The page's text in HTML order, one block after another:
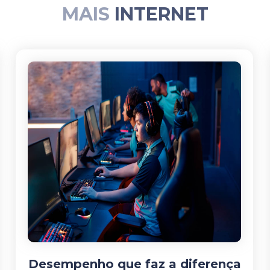
MAIS INTERNET
Desempenho que faz a diferença